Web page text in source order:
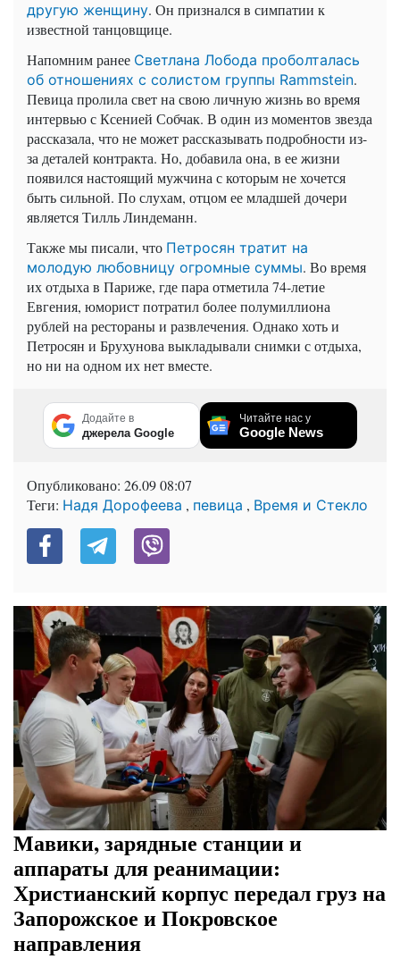
другую женщину. Он признался в симпатии к
известной танцовщице.
Напомним ранее Светлана Лобода проболталась
об отношениях с солистом группы Rammstein.
Певица пролила свет на свою личную жизнь во время
интервью с Ксенией Собчак. В один из моментов звезда
рассказала, что не может рассказывать подробности из-
за деталей контракта. Но, добавила она, в ее жизни
появился настоящий мужчина с которым не хочется
быть сильной. По слухам, отцом ее младшей дочери
является Тилль Линдеманн.
Также мы писали, что Петросян тратит на
молодую любовницу огромные суммы. Во время
их отдыха в Париже, где пара отметила 74-летие
Евгения, юморист потратил более полумиллиона
рублей на рестораны и развлечения. Однако хоть и
Петросян и Брухунова выкладывали снимки с отдыха,
но ни на одном их нет вместе.
Додайте в
джерела Google
Читайте нас у
Google News
Опубликовано: 26.09 08:07
Теги: Надя Дорофеева , певица , Время и Стекло
Мавики, зарядные станции и
аппараты для реанимации:
Христианский корпус передал груз на
Запорожское и Покровское
направления